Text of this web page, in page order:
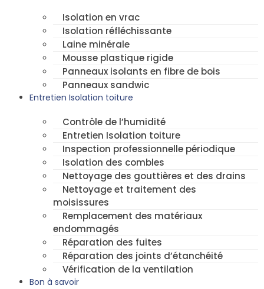
Isolation en vrac
Isolation réfléchissante
Laine minérale
Mousse plastique rigide
Panneaux isolants en fibre de bois
Panneaux sandwic
Entretien Isolation toiture
Contrôle de l’humidité
Entretien Isolation toiture
Inspection professionnelle périodique
Isolation des combles
Nettoyage des gouttières et des drains
Nettoyage et traitement des
moisissures
Remplacement des matériaux
endommagés
Réparation des fuites
Réparation des joints d’étanchéité
Vérification de la ventilation
Bon à savoir